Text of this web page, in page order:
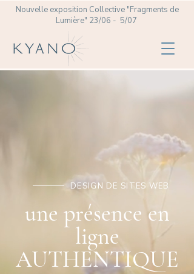
Nouvelle exposition Collective "Fragments de
Lumière" 23/06 - 5/07
DESIGN DE SITES WEB
une présence en
ligne
AUTHENTIQUE